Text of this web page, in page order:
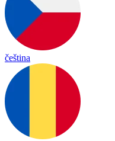
čeština